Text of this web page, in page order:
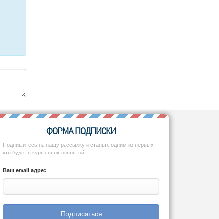
ФОРМА ПОДПИСКИ
Подпишитесь на нашу рассылку и станьте одним из первых,
кто будет в курсе всех новостей!
Ваш email адрес
Подписаться